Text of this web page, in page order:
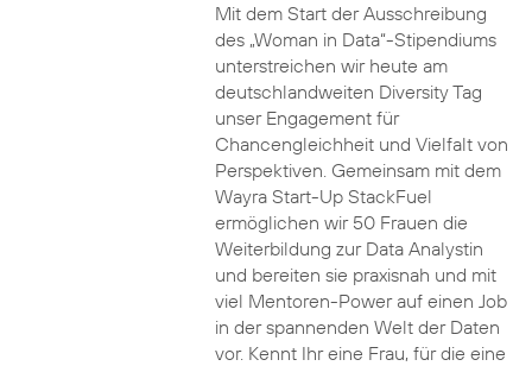
Mit dem Start der Ausschreibung
des „Woman in Data“-Stipendiums
unterstreichen wir heute am
deutschlandweiten Diversity Tag
unser Engagement für
Chancengleichheit und Vielfalt von
Perspektiven. Gemeinsam mit dem
Wayra Start-Up StackFuel
ermöglichen wir 50 Frauen die
Weiterbildung zur Data Analystin
und bereiten sie praxisnah und mit
viel Mentoren-Power auf einen Job
in der spannenden Welt der Daten
vor. Kennt Ihr eine Frau, für die eine